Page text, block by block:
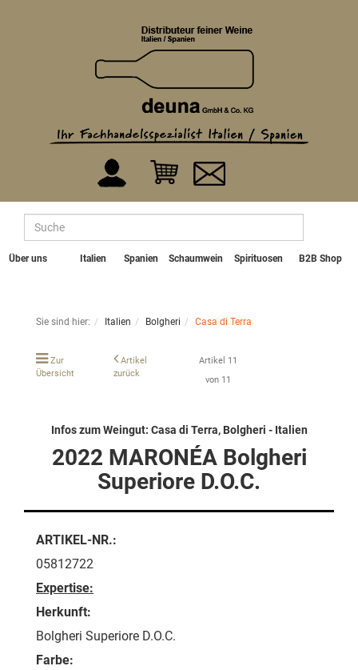
Über uns Italien Spanien Schaumwein Spirituosen B2B Shop
Sie sind hier: Italien Bolgheri Casa di Terra
Zur
Übersicht
Artikel
zurück
Artikel 11
von 11
Infos zum Weingut: Casa di Terra, Bolgheri - Italien
2022 MARONÉA Bolgheri
Superiore D.O.C.
ARTIKEL-NR.:
05812722
Expertise:
Herkunft:
Bolgheri Superiore D.O.C.
Farbe: